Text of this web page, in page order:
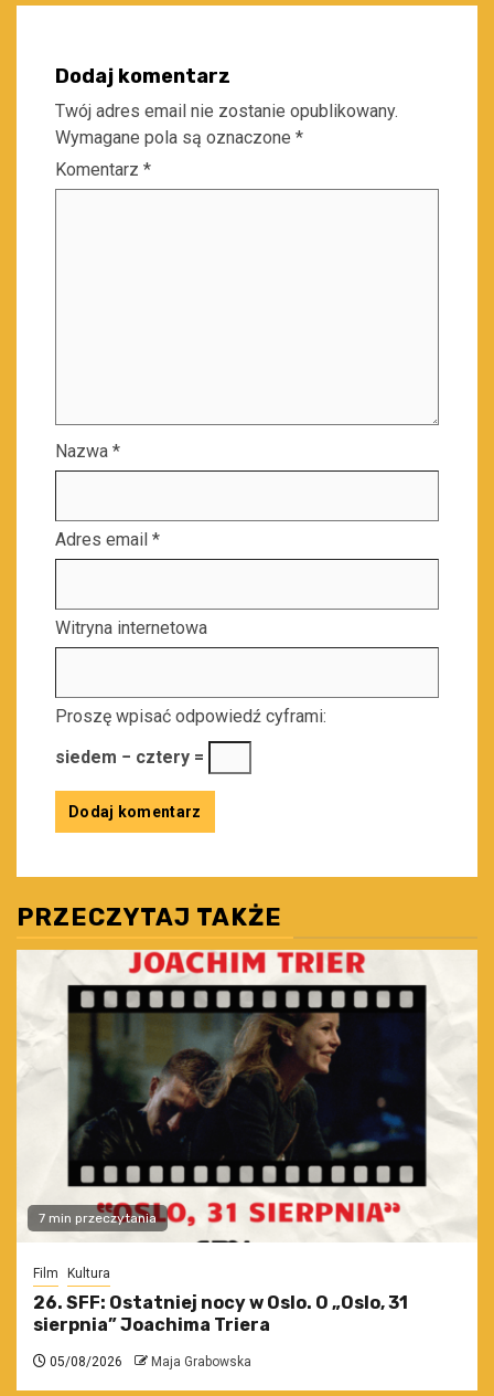
Dodaj komentarz
Twój adres email nie zostanie opublikowany.
Wymagane pola są oznaczone *
Komentarz *
Nazwa *
Adres email *
Witryna internetowa
Proszę wpisać odpowiedź cyframi:
siedem − cztery =
PRZECZYTAJ TAKŻE
7 min przeczytania
Film Kultura
26. SFF: Ostatniej nocy w Oslo. O „Oslo, 31
sierpnia” Joachima Triera
05/08/2026 Maja Grabowska